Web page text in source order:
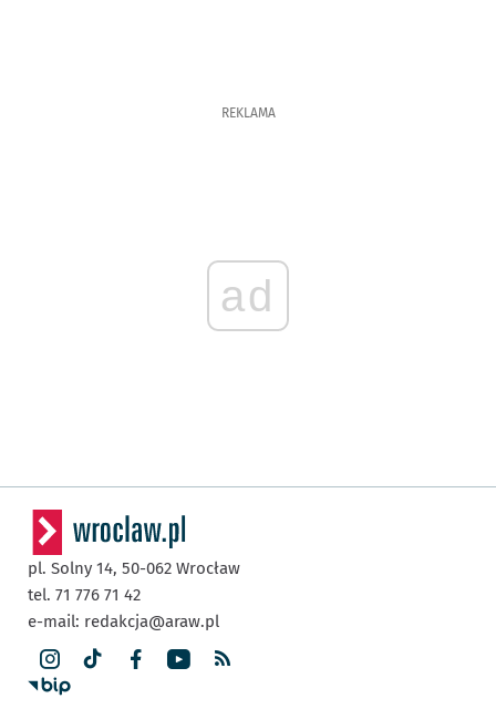
REKLAMA
ad
pl. Solny 14, 50-062 Wrocław
tel. 71 776 71 42
e-mail: redakcja@araw.pl